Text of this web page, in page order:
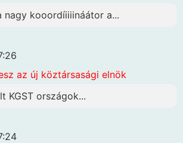
nagy kooordíiiiináátor a...
az új köztársasági elnök
KGST országok...